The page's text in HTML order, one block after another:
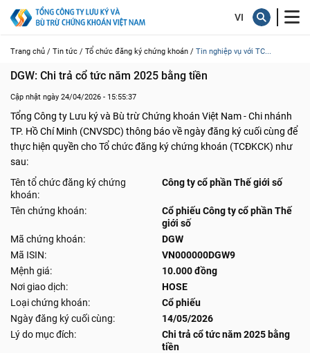
Trang chủ / Tin tức / Tổ chức đăng ký chứng khoán / Tin nghiệp vụ với TC...
DGW: Chi trả cổ tức năm 2025 bằng tiền
Cập nhật ngày 24/04/2026 - 15:55:37
Tổng Công ty Lưu ký và Bù trừ Chứng khoán Việt Nam - Chi nhánh
TP. Hồ Chí Minh (CNVSDC) thông báo về ngày đăng ký cuối cùng để
thực hiện quyền cho Tổ chức đăng ký chứng khoán (TCĐKCK) như
sau:
Tên tổ chức đăng ký chứng
khoán:
Công ty cổ phần Thế giới số
Tên chứng khoán:
Cổ phiếu Công ty cổ phần Thế
giới số
Mã chứng khoán:
DGW
Mã ISIN:
VN000000DGW9
Mệnh giá:
10.000 đồng
Nơi giao dịch:
HOSE
Loại chứng khoán:
Cổ phiếu
Ngày đăng ký cuối cùng:
14/05/2026
Lý do mục đích:
Chi trả cổ tức năm 2025 bằng
tiền